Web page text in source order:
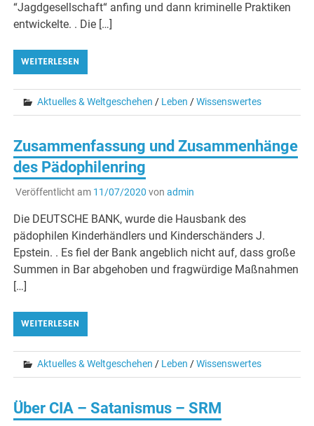
“Jagdgesellschaft“ anfing und dann kriminelle Praktiken
entwickelte. . Die […]
WEITERLESEN
Aktuelles & Weltgeschehen / Leben /Wissenswertes
Zusammenfassung und Zusammenhänge
des Pädophilenring
Veröffentlicht am 11/07/2020 von admin
Die DEUTSCHE BANK, wurde die Hausbank des
pädophilen Kinderhändlers und Kinderschänders J.
Epstein. . Es fiel der Bank angeblich nicht auf, dass große
Summen in Bar abgehoben und fragwürdige Maßnahmen
[…]
WEITERLESEN
Aktuelles & Weltgeschehen / Leben /Wissenswertes
Über CIA – Satanismus – SRM